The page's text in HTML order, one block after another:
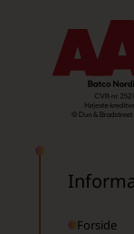
Forside